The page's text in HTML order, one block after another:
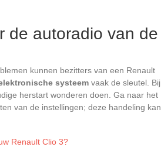
de autoradio van de
kunnen bezitters van een Renault
systeem vaak de sleutel. Bij
herstart wonderen doen. Ga naar het
van de instellingen; deze handeling kan
Renault Clio 3?